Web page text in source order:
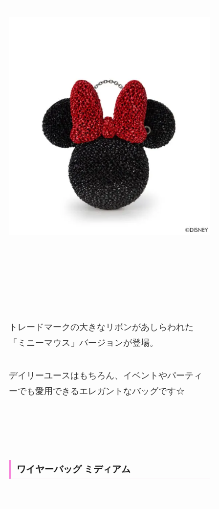
トレードマークの大きなリボンがあしらわれた
「ミニーマウス」バージョンが登場。
デイリーユースはもちろん、イベントやパーティ
ーでも愛用できるエレガントなバッグです☆
ワイヤーバッグ ミディアム